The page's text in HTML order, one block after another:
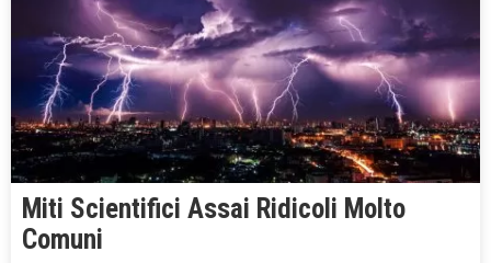
Miti Scientifici Assai Ridicoli Molto
Comuni